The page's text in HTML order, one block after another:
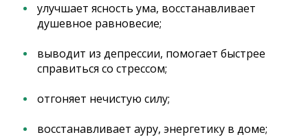
улучшает ясность ума, восстанавливает
душевное равновесие;
выводит из депрессии, помогает быстрее
справиться со стрессом;
отгоняет нечистую силу;
восстанавливает ауру, энергетику в доме;